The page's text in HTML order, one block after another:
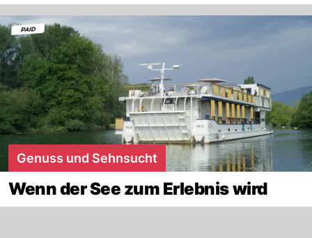
Genuss und Sehnsucht
Wenn der See zum Erlebnis wird